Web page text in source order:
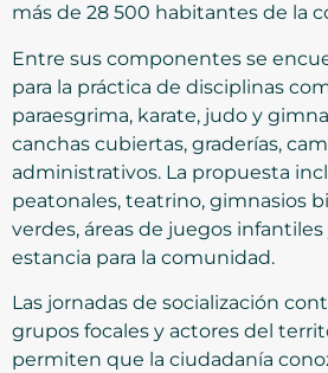
más de 28 500 habitantes de la
Entre sus componentes se
para la práctica de disciplinas
paraesgrima, karate, judo y
canchas cubiertas, graderías,
administrativos. La propuesta
peatonales, teatrino, gimnasios
verdes, áreas de juegos infantiles
estancia para la comunidad.
Las jornadas de socialización
grupos focales y actores del
permiten que la ciudadanía